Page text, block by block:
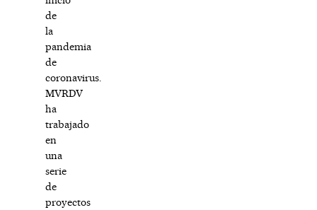
de
la
pandemia
de
coronavirus.
MVRDV
ha
trabajado
en
una
serie
de
proyectos